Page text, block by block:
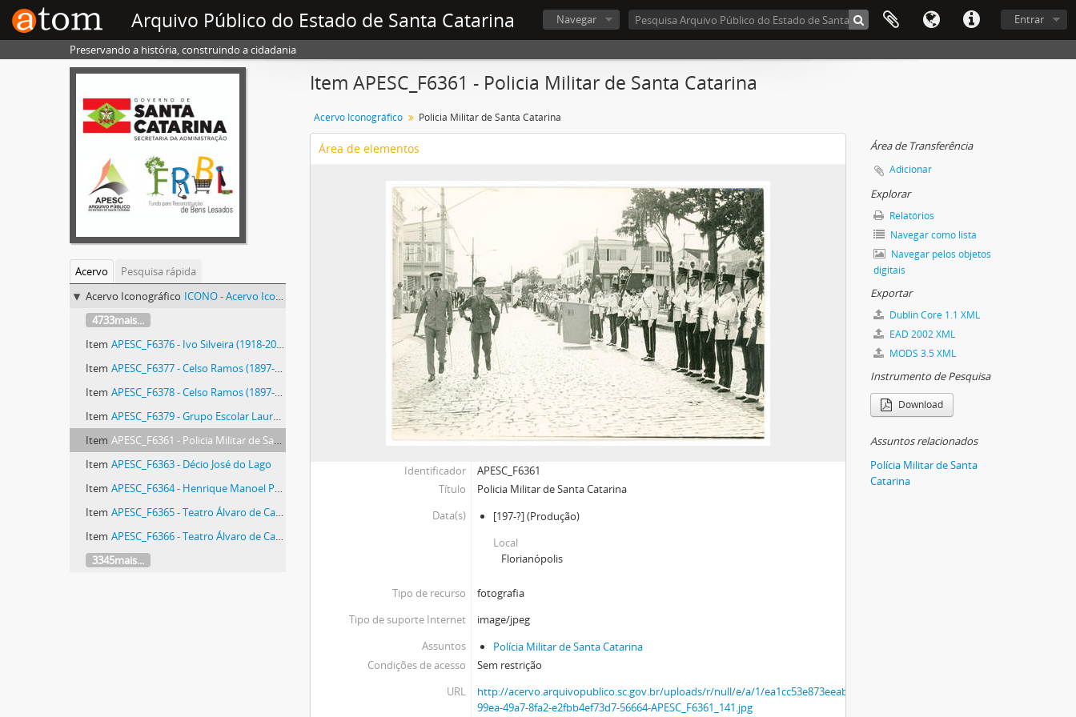
Arquivo Público do Estado de Santa Catarina Entrar
Navegar
Preservando a história, construindo a cidadania
Acervo
Pesquisa rápida
Acervo Iconográfico ICONO - Acervo Iconográfico
4733mais...
Item APESC_F6376 - Ivo Silveira (1918-2007)
Item APESC_F6377 - Celso Ramos (1897-1996)
Item APESC_F6378 - Celso Ramos (1897-1996)
Item APESC_F6379 - Grupo Escolar Lauro Muller
Item APESC_F6361 - Policia Militar de Santa Catarina
Item APESC_F6363 - Décio José do Lago
Item APESC_F6364 - Henrique Manoel Prisco Paraíso (1927-2020)
Item APESC_F6365 - Teatro Álvaro de Carvalho
Item APESC_F6366 - Teatro Álvaro de Carvalho
3345mais...
Item APESC_F6361 - Policia Militar de Santa Catarina
Acervo Iconográfico Policia Militar de Santa Catarina
Área de elementos
Identificador
APESC_F6361
Título
Policia Militar de Santa Catarina
Data(s)
[197-?](Produção)
Local
Florianópolis
Tipo de recurso
fotografia
Tipo de suporte Internet
image/jpeg
Assuntos
Polícia Militar de Santa Catarina
Condições de acesso
Sem restrição
URL
http://acervo.arquivopublico.sc.gov.br/uploads/r/null/e/a/1/
99ea-49a7-8fa2-e2fbb4ef73d7-56664-APESC_F6361_141.jpg
Área de Transferência
Adicionar
Explorar
Relatórios
Navegar como lista
Navegar pelos objetos
digitais
Exportar
Dublin Core 1.1 XML
EAD 2002 XML
MODS 3.5 XML
Instrumento de Pesquisa
Download
Assuntos relacionados
Polícia Militar de Santa
Catarina